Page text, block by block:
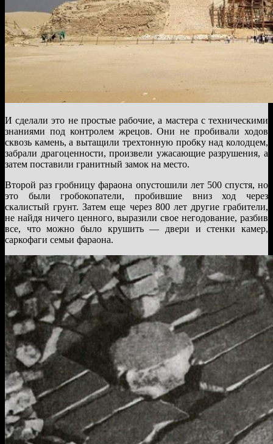
И сделали это не простые рабочие, а мастера с техническими
знаниями под контролем жрецов. Они не пробивали ходов
сквозь камень, а вытащили трехтонную пробку над колодцем,
забрали драгоценности, произвели ужасающие разрушения, а
затем поставили гранитный замок на место.
Второй раз гробницу фараона опустошили лет 500 спустя, но
это были гробокопатели, пробившие вниз ход через
скалистый грунт. Затем еще через 800 лет другие грабители,
не найдя ничего ценного, выразили свое негодование, разбив
все, что можно было крушить — двери и стенки камер,
саркофаги семьи фараона.